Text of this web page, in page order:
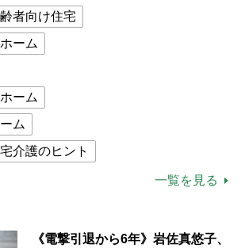
者向け住宅
ーム
ーム
ム
介護のヒント
マネジャー
せん
一覧を見る
《電撃引退から6年》岩佐真悠子、